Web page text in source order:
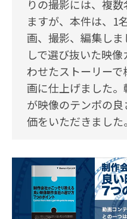
りの撮影には、複
ますが、本件は、1
画、撮影、編集し
しで選び抜いた映
わせたストーリー
画に仕上げました。
が映像のテンポの
価をいただきました。